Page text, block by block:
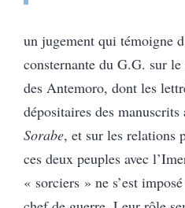
un jugement qui témoigne
consternante du G.G. sur
des Antemoro, dont les
dépositaires des
Sorabe, et sur les relations
ces deux peuples avec
« sorciers » ne s’est